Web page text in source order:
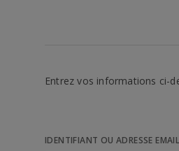
Entrez vos informations ci-
IDENTIFIANT OU ADRESSE EMAIL